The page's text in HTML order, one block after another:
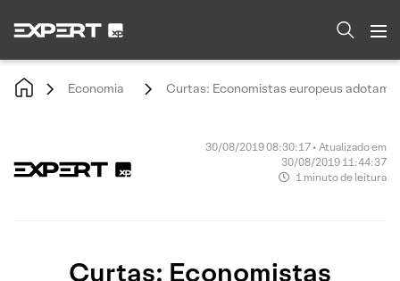
Economia Curtas: Economistas europeus adotam
30/08/2019 08:30:17 • Atualizado em
30/08/2019 11:44:37
1 minuto de leitura
Curtas: Economistas